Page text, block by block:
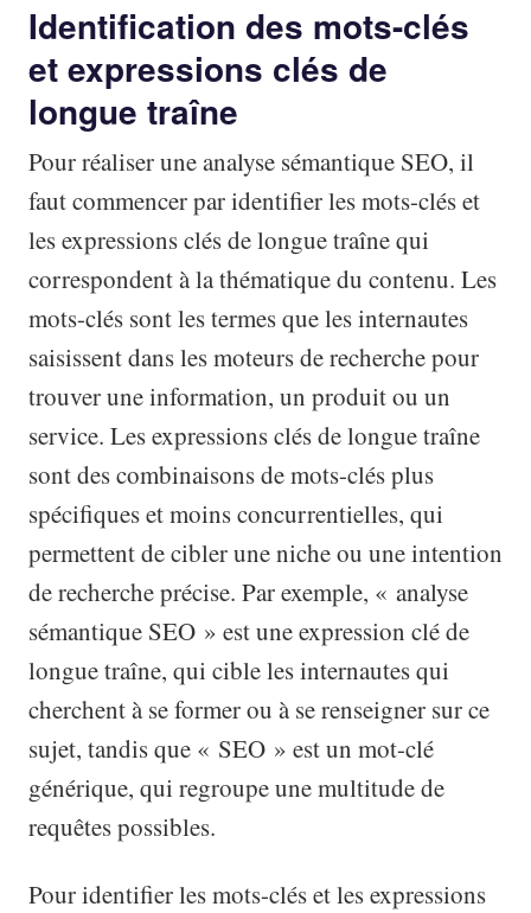
Identification des mots-clés
et expressions clés de
longue traîne
Pour réaliser une analyse sémantique SEO, il
faut commencer par identifier les mots-clés et
les expressions clés de longue traîne qui
correspondent à la thématique du contenu. Les
mots-clés sont les termes que les internautes
saisissent dans les moteurs de recherche pour
trouver une information, un produit ou un
service. Les expressions clés de longue traîne
sont des combinaisons de mots-clés plus
spécifiques et moins concurrentielles, qui
permettent de cibler une niche ou une intention
de recherche précise. Par exemple, « analyse
sémantique SEO » est une expression clé de
longue traîne, qui cible les internautes qui
cherchent à se former ou à se renseigner sur ce
sujet, tandis que « SEO » est un mot-clé
générique, qui regroupe une multitude de
requêtes possibles.
Pour identifier les mots-clés et les expressions